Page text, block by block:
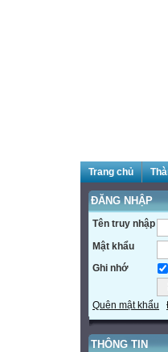
Trang chủ
ĐĂNG NHẬP
Tên truy nhập
Mật khẩu
Ghi nhớ
Quên mật khẩu
THÔNG TIN